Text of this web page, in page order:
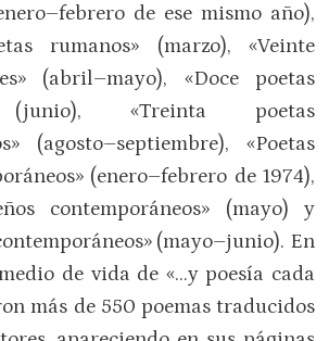
de ese mismo año),
rumanos» (marzo), «Veinte
(abril–mayo), «Doce poetas
(junio), «Treinta poetas
(agosto–septiembre), «Poetas
(enero–febrero de 1974),
contemporáneos» (mayo) y
(mayo–junio). En
de vida de «…y poesía cada
más de 550 poemas traducidos